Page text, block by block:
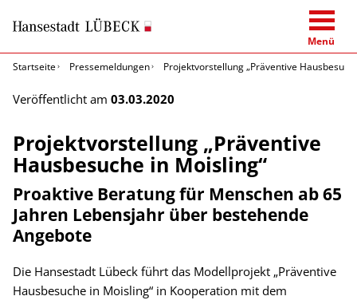
Menü
Startseite
Pressemeldungen Projektvorstellung „Präventive
Veröffentlicht am 03.03.2020
Projektvorstellung „Präventive
Hausbesuche in Moisling“
Proaktive Beratung für Menschen ab 65
Jahren Lebensjahr über bestehende
Angebote
Die Hansestadt Lübeck führt das Modellprojekt „Präventive
Hausbesuche in Moisling“ in Kooperation mit dem